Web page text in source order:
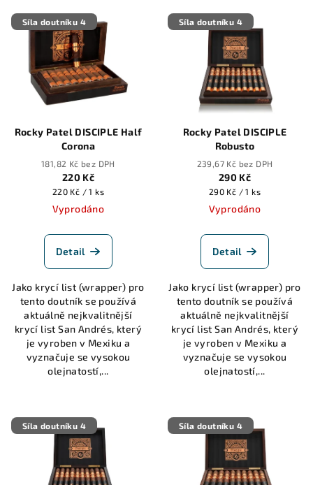
V
ý
Síla doutníku 4
Rocky Patel DISCIPLE Half
Corona
181,82 Kč bez DPH
220 Kč
Měrná
cena:
220 Kč / 1 ks
Vyprodáno
Detail
Jako krycí list (wrapper) pro
tento doutník se používá
aktuálně nejkvalitnější
krycí list San Andrés, který
je vyroben v Mexiku a
vyznačuje se vysokou
olejnatostí,...
Síla doutníku 4
Rocky Patel DISCIPLE
Robusto
239,67 Kč bez DPH
290 Kč
Měrná
cena:
290 Kč / 1 ks
Vyprodáno
Detail
Jako krycí list (wrapper) pro
tento doutník se používá
aktuálně nejkvalitnější
krycí list San Andrés, který
je vyroben v Mexiku a
vyznačuje se vysokou
olejnatostí,...
Síla doutníku 4 Síla doutníku 4